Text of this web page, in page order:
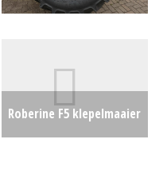
Roberine F5 klepelmaaier